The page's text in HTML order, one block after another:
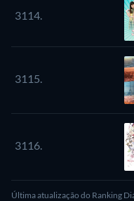
3114.
3115.
3116.
Última atualização do Ranking